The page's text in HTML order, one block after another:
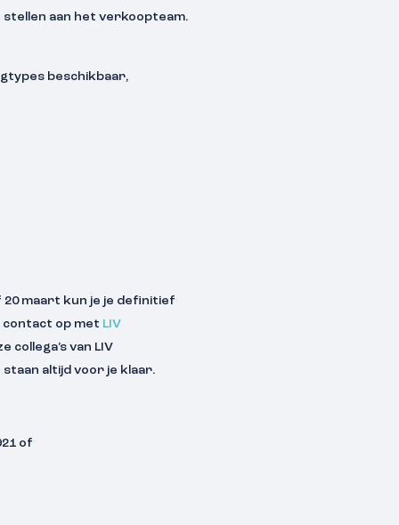
aan het verkoopteam.
beschikbaar,
20 maart kun je je definitief
contact op met LIV
van LIV
altijd voor je klaar.
of